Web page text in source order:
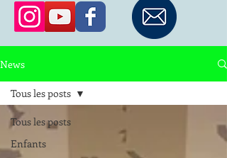
News
Tous les posts
Enfants
Tous les posts